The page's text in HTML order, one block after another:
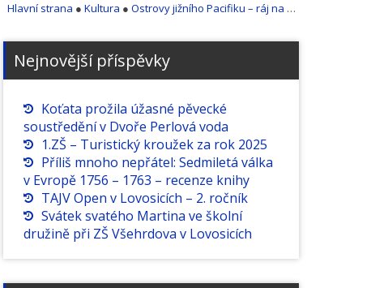
Hlavní strana ● Kultura ● Ostrovy jižního Pacifiku – ráj na zemi i domov kanibalů
Nejnovější příspěvky
Koťata prožila úžasné pěvecké
soustředění v Dvoře Perlová voda
1.ZŠ – Turistický kroužek za rok 2025
Příliš mnoho nepřátel: Sedmiletá válka
v Evropě 1756 – 1763 – recenze knihy
TAJV Open v Lovosicích – 2. ročník
Svátek svatého Martina ve školní
družině při ZŠ Všehrdova v Lovosicích